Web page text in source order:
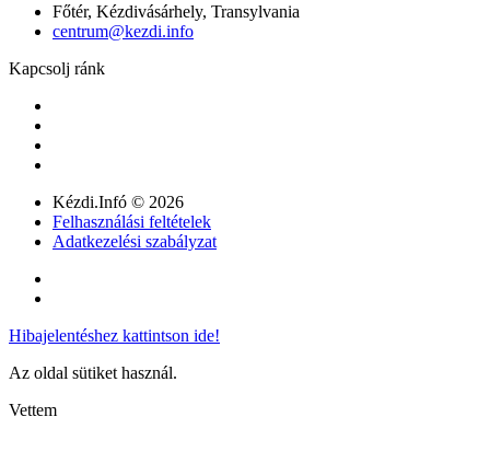
Főtér, Kézdivásárhely, Transylvania
centrum@kezdi.info
Kapcsolj ránk
Kézdi.Infó © 2026
Felhasználási feltételek
Adatkezelési szabályzat
Hibajelentéshez kattintson ide!
Az oldal sütiket használ.
Vettem